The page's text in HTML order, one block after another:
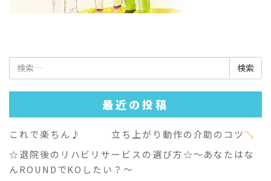
検
索:
最近の投稿
これで楽ちん♪ 立ち上がり動作の介助のコツ
☆退院後のリハビリサービスの選び方☆～あなたはな
んROUNDでKOしたい？～